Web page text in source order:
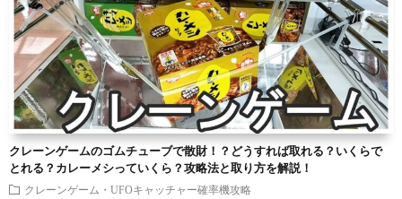
クレーンゲームのゴムチューブで散財！？どうすれば取れる？いくらで
とれる？カレーメシっていくら？攻略法と取り方を解説！
クレーンゲーム・UFOキャッチャー確率機攻略